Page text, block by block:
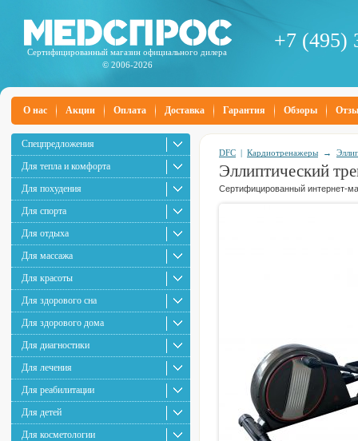
Сертифицированный магазин официального дилера
© 2006-2026
+7 (495)
О нас Акции Оплата Доставка Гарантия Обзоры
Спецпредложения
Для тепла и комфорта
Для похудения
Для спорта
Для отдыха
Для массажа
Для красоты
Для здорового сна
Для здорового дома
Для диагностики
Для лечения
Для реабилитации
Для детей
Для косметологии
DFC | Кардиотренажеры →
Эллиптический
Сертифицированный интернет-